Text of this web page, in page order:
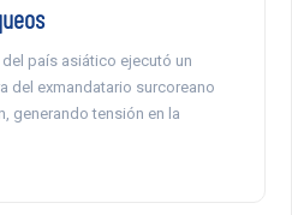
país asiático ejecutó un
del exmandatario surcoreano
generando tensión en la